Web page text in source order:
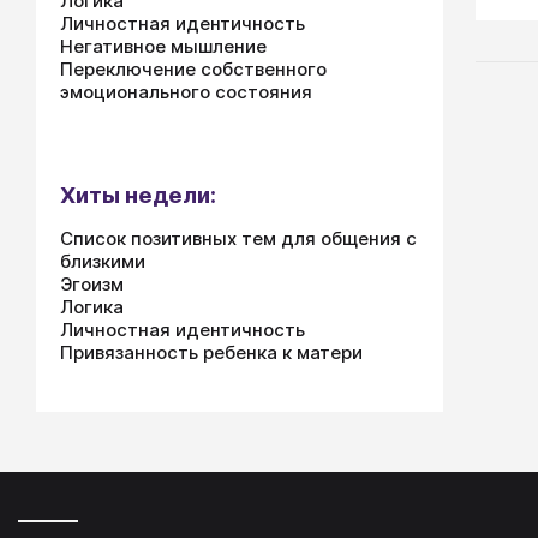
Личностная идентичность
Негативное мышление
Переключение собственного
эмоционального состояния
Хиты недели:
Список позитивных тем для общения с
близкими
Эгоизм
Логика
Личностная идентичность
Привязанность ребенка к матери